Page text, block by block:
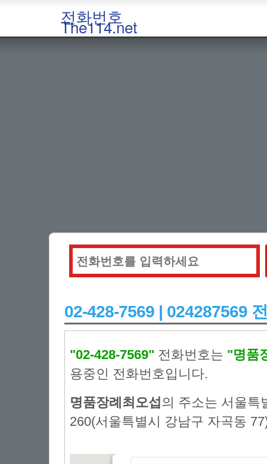
전화번호
The114.net
02-428-7569 | 024287569
"02-428-7569" 전화번호는 "명품
용중인 전화번호입니다.
명품장례최오섭 의 주소는 서울특
260(서울특별시 강남구 자곡동